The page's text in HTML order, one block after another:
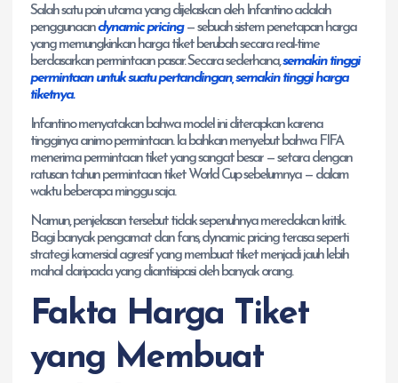
Salah satu poin utama yang dijelaskan oleh Infantino adalah
penggunaandynamic pricing— sebuah sistem penetapan harga
yang memungkinkan harga tiket berubah secara real-time
berdasarkan permintaan pasar. Secara sederhana,semakin tinggi
permintaan untuk suatu pertandingan, semakin tinggi harga
tiketnya.
Infantino menyatakan bahwa model ini diterapkan karena
tingginya animo permintaan. Ia bahkan menyebut bahwa FIFA
menerima permintaan tiket yang sangat besar — setara dengan
ratusan tahun permintaan tiket World Cup sebelumnya — dalam
waktu beberapa minggu saja.
Namun, penjelasan tersebut tidak sepenuhnya meredakan kritik.
Bagi banyak pengamat dan fans, dynamic pricing terasa seperti
strategi komersial agresif yang membuat tiket menjadi jauh lebih
mahal daripada yang diantisipasi oleh banyak orang.
Fakta Harga Tiket
yang Membuat